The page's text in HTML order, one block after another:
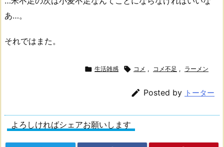
あ…。
それではまた。
 生活雑感  コメ , コメ不足 , ラーメン
 Posted by トーター
よろしければシェアお願いします